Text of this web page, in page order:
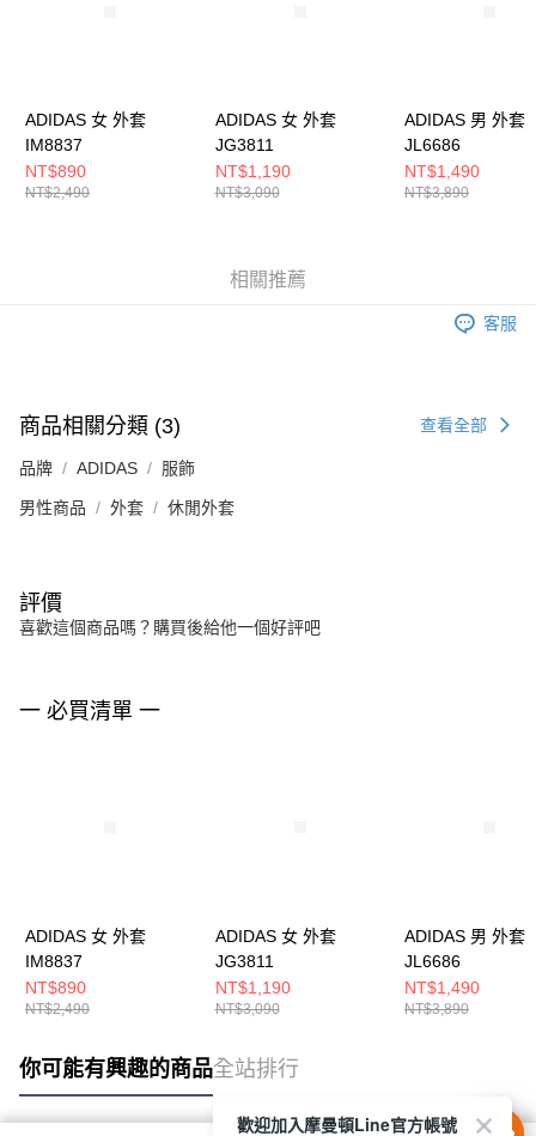
ADIDAS 女 外套
IM8837
NT$890
NT$2,490
ADIDAS 女 外套
JG3811
NT$1,190
NT$3,090
ADIDAS 男 外套
JL6686
NT$1,490
NT$3,890
相關推薦
客服
商品相關分類 (3) 查看全部
品牌 ADIDAS 服飾
男性商品 外套 休閒外套
評價
喜歡這個商品嗎？購買後給他一個好評吧
一 必買清單 一
ADIDAS 女 外套
IM8837
NT$890
NT$2,490
ADIDAS 女 外套
JG3811
NT$1,190
NT$3,090
ADIDAS 男 外套
JL6686
NT$1,490
NT$3,890
你可能有興趣的商品全站排行
歡迎加入摩曼頓Line官方帳號